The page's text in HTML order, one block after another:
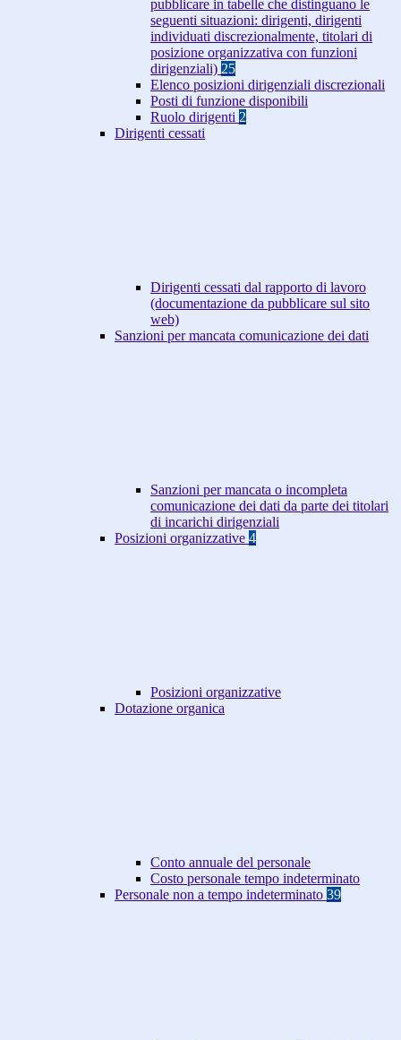
pubblicare in tabelle che distinguano le
seguenti situazioni: dirigenti, dirigenti
individuati discrezionalmente, titolari di
posizione organizzativa con funzioni
dirigenziali) 25
Elenco posizioni dirigenziali discrezionali
Posti di funzione disponibili
Ruolo dirigenti 2
Dirigenti cessati
Dirigenti cessati dal rapporto di lavoro
(documentazione da pubblicare sul sito
web)
Sanzioni per mancata comunicazione dei dati
Sanzioni per mancata o incompleta
comunicazione dei dati da parte dei titolari
di incarichi dirigenziali
Posizioni organizzative 4
Posizioni organizzative
Dotazione organica
Conto annuale del personale
Costo personale tempo indeterminato
Personale non a tempo indeterminato 39